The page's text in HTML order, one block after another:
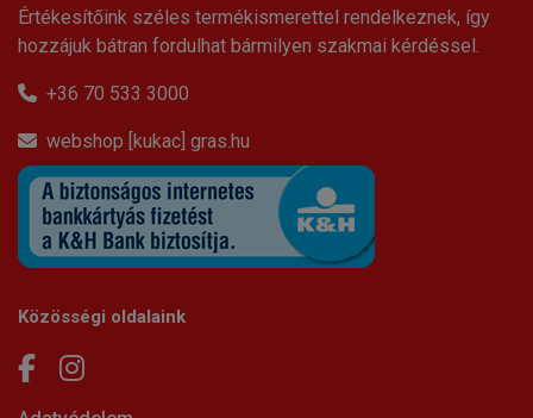
Értékesítőink széles termékismerettel rendelkeznek, így
hozzájuk bátran fordulhat bármilyen szakmai kérdéssel.
+36 70 533 3000
webshop [kukac] gras.hu
Közösségi oldalaink